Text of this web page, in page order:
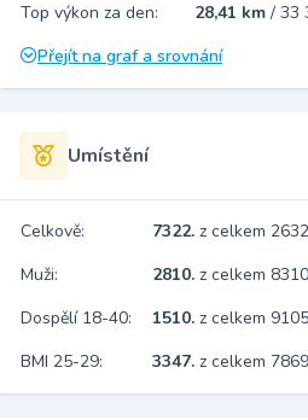
Top výkon za den:
28,41 km / 33
Přejít na graf a srovnání
Umístění
Celkově: 7322. z celkem
Muži:
2810. z celkem 8310
Dospělí 18-40:
1510. z celkem 9105
BMI 25-29:
3347. z celkem 7869